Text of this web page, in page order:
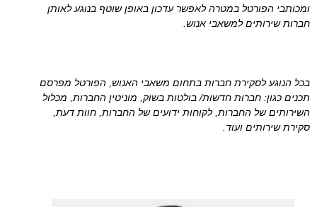
ומכותבי הפורטל במטרה לאפשר עדכון באופן שוטף בנוגע לאותן
חברות שירותים למשאבי אנוש.
בכל הנוגע לסקירת חברות בתחום משאבי האנוש, הפורטל מפרסם
תכנים כגון: חברות חדשות/ בולטות בשוק, מוניטין החברות, מכלול
השירותים של החברות, לקוחות ידועים של החברות, חוות דעת,
סקירת שירותים ועוד.